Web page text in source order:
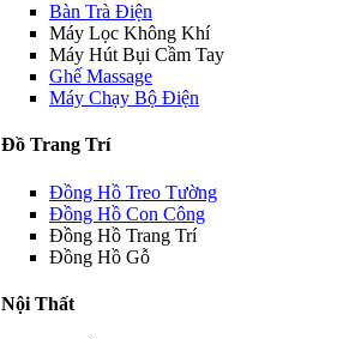
Bàn Trà Điện
Máy Lọc Không Khí
Máy Hút Bụi Cầm Tay
Ghế Massage
Máy Chạy Bộ Điện
Đồ Trang Trí
Đồng Hồ Treo Tường
Đồng Hồ Con Công
Đồng Hồ Trang Trí
Đồng Hồ Gỗ
Nội Thất